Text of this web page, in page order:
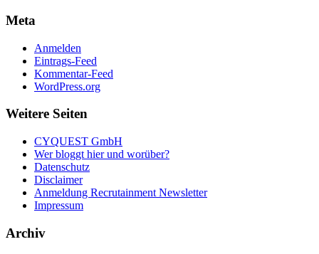
Meta
Anmelden
Eintrags-Feed
Kommentar-Feed
WordPress.org
Weitere Seiten
CYQUEST GmbH
Wer bloggt hier und worüber?
Datenschutz
Disclaimer
Anmeldung Recrutainment Newsletter
Impressum
Archiv